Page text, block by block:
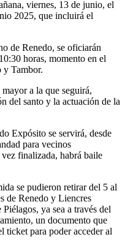
viernes, 13 de junio, el
2025, que incluirá el
de Renedo, se oficiarán
horas, momento en el
y Tambor.
a la que seguirá,
del santo y la actuación de la
Expósito se servirá, desde
para vecinos
finalizada, habrá baile
se pudieron retirar del 5 al
de Renedo y Liencres
ya sea a través del
un documento que
ticket para poder acceder al